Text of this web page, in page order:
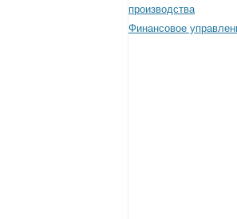
производства
Финансовое